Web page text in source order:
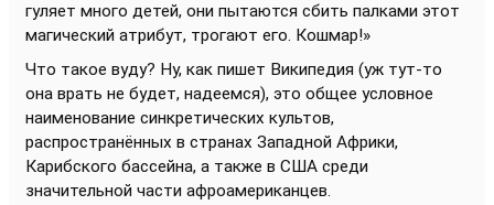
гуляет много детей, они пытаются сбить палками этот
магический атрибут, трогают его. Кошмар!»
Что такое вуду? Ну, как пишет Википедия (уж тут-то
она врать не будет, надеемся), это общее условное
наименование синкретических культов,
распространённых в странах Западной Африки,
Карибского бассейна, а также в США среди
значительной части афроамериканцев.